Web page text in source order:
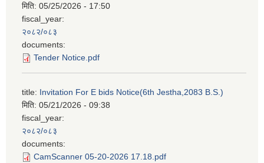
मिति: 05/25/2026 - 17:50
fiscal_year:
२०८२/०८३
documents:
Tender Notice.pdf
title: Invitation For E bids Notice(6th Jestha,2083 B.S.)
मिति: 05/21/2026 - 09:38
fiscal_year:
२०८२/०८३
documents:
CamScanner 05-20-2026 17.18.pdf